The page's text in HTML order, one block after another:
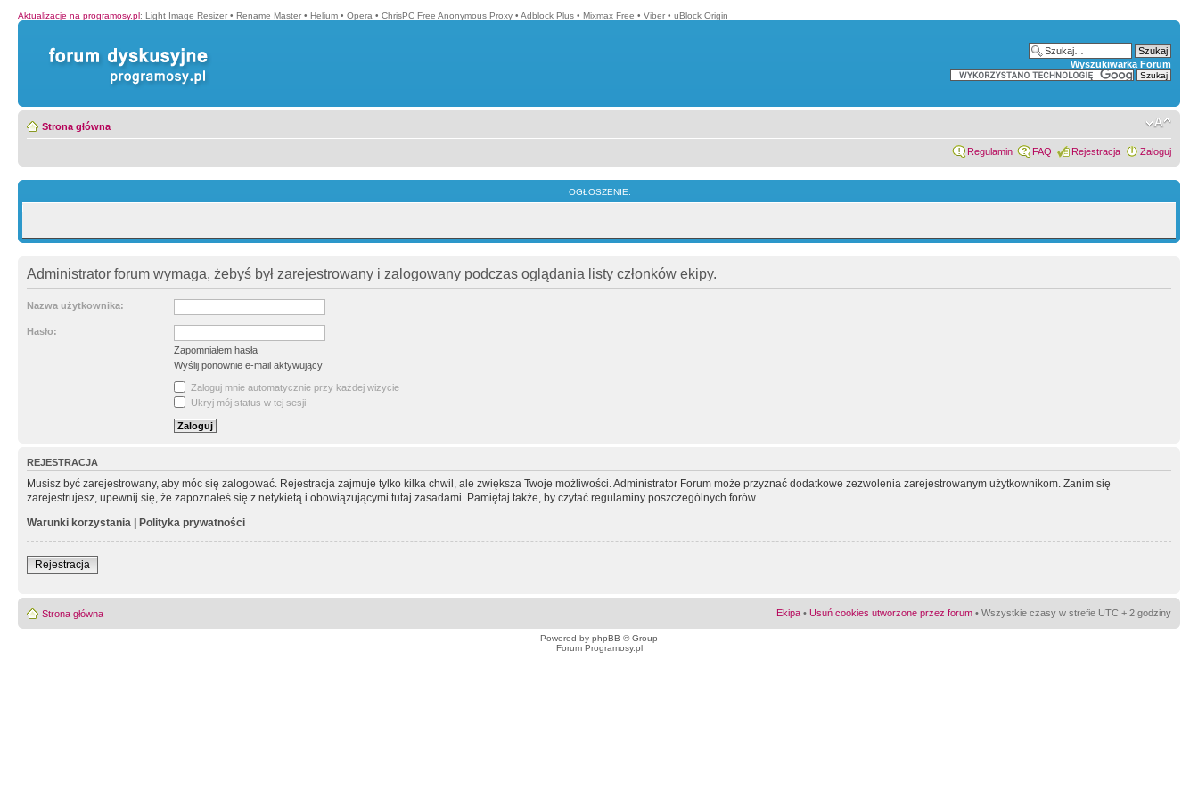
Aktualizacje na programosy.pl: Light Image Resizer • Rename Master • Helium • Opera • ChrisPC Free Anonymous Proxy • Adblock Plus • Mixmax Free • Viber • uBlock Origin
Wyszukiwarka Forum
Strona główna
Regulamin FAQ Rejestracja Zaloguj
OGŁOSZENIE:
Administrator forum wymaga, żebyś był zarejestrowany i zalogowany podczas oglądania listy członków ekipy.
Nazwa użytkownika:
Hasło:
Zapomniałem hasła
Wyślij ponownie e-mail aktywujący
Zaloguj mnie automatycznie przy każdej wizycie
Ukryj mój status w tej sesji
REJESTRACJA
Musisz być zarejestrowany, aby móc się zalogować. Rejestracja zajmuje tylko kilka chwil, ale zwiększa Twoje możliwości. Administrator Forum może przyznać dodatkowe zezwolenia zarejestrowanym użytkownikom. Zanim się
zarejestrujesz, upewnij się, że zapoznałeś się z netykietą i obowiązującymi tutaj zasadami. Pamiętaj także, by czytać regulaminy poszczególnych forów.
Warunki korzystania | Polityka prywatności
Rejestracja
Strona główna Ekipa • Usuń cookies utworzone przez forum • Wszystkie czasy w strefie UTC + 2 godziny
Powered by phpBB © Group
Forum Programosy.pl